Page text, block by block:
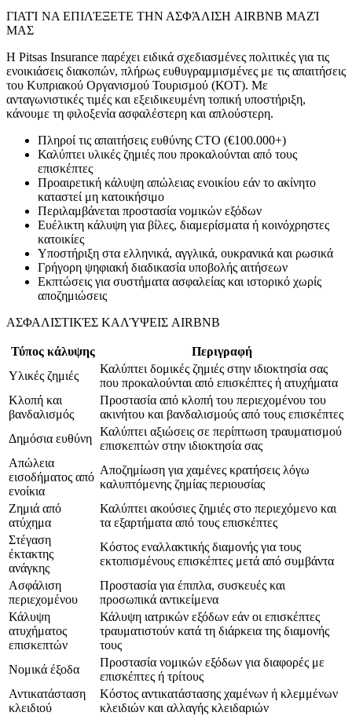
ΓΙΑΤΊ ΝΑ ΕΠΙΛΈΞΕΤΕ ΤΗΝ ΑΣΦΆΛΙΣΗ AIRBNB ΜΑΖΊ
ΜΑΣ
Η Pitsas Insurance παρέχει ειδικά σχεδιασμένες πολιτικές για τις
ενοικιάσεις διακοπών, πλήρως ευθυγραμμισμένες με τις απαιτήσεις
του Κυπριακού Οργανισμού Τουρισμού (ΚΟΤ). Με
ανταγωνιστικές τιμές και εξειδικευμένη τοπική υποστήριξη,
κάνουμε τη φιλοξενία ασφαλέστερη και απλούστερη.
Πληροί τις απαιτήσεις ευθύνης CTO (€100.000+)
Καλύπτει υλικές ζημιές που προκαλούνται από τους
επισκέπτες
Προαιρετική κάλυψη απώλειας ενοικίου εάν το ακίνητο
καταστεί μη κατοικήσιμο
Περιλαμβάνεται προστασία νομικών εξόδων
Ευέλικτη κάλυψη για βίλες, διαμερίσματα ή κοινόχρηστες
κατοικίες
Υποστήριξη στα ελληνικά, αγγλικά, ουκρανικά και ρωσικά
Γρήγορη ψηφιακή διαδικασία υποβολής αιτήσεων
Εκπτώσεις για συστήματα ασφαλείας και ιστορικό χωρίς
αποζημιώσεις
ΑΣΦΑΛΙΣΤΙΚΈΣ ΚΑΛΎΨΕΙΣ AIRBNB
Τύπος κάλυψης
Περιγραφή
Υλικές ζημιές
Καλύπτει δομικές ζημιές στην ιδιοκτησία σας
που προκαλούνται από επισκέπτες ή ατυχήματα
Κλοπή και
βανδαλισμός
Προστασία από κλοπή του περιεχομένου του
ακινήτου και βανδαλισμούς από τους επισκέπτες
Δημόσια ευθύνη
Καλύπτει αξιώσεις σε περίπτωση τραυματισμού
επισκεπτών στην ιδιοκτησία σας
Απώλεια
εισοδήματος από
ενοίκια
Αποζημίωση για χαμένες κρατήσεις λόγω
καλυπτόμενης ζημίας περιουσίας
Ζημιά από
ατύχημα
Καλύπτει ακούσιες ζημιές στο περιεχόμενο και
τα εξαρτήματα από τους επισκέπτες
Στέγαση
έκτακτης
ανάγκης
Κόστος εναλλακτικής διαμονής για τους
εκτοπισμένους επισκέπτες μετά από συμβάντα
Ασφάλιση
περιεχομένου
Προστασία για έπιπλα, συσκευές και
προσωπικά αντικείμενα
Κάλυψη
ατυχήματος
επισκεπτών
Κάλυψη ιατρικών εξόδων εάν οι επισκέπτες
τραυματιστούν κατά τη διάρκεια της διαμονής
τους
Νομικά έξοδα
Προστασία νομικών εξόδων για διαφορές με
επισκέπτες ή τρίτους
Αντικατάσταση
κλειδιού
Κόστος αντικατάστασης χαμένων ή κλεμμένων
κλειδιών και αλλαγής κλειδαριών